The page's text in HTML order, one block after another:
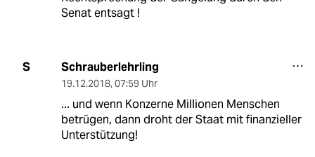
Senat entsagt !
S Schrauberlehrling
19.12.2018, 07:59 Uhr
... und wenn Konzerne Millionen Menschen
betrügen, dann droht der Staat mit finanzieller
Unterstützung!